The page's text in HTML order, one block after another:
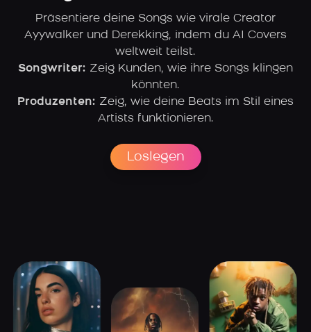
Präsentiere deine Songs wie virale Creator
Ayywalker und Derekking, indem du AI Covers
weltweit teilst.
Songwriter: Zeig Kunden, wie ihre Songs klingen
könnten.
Produzenten: Zeig, wie deine Beats im Stil eines
Artists funktionieren.
Loslegen